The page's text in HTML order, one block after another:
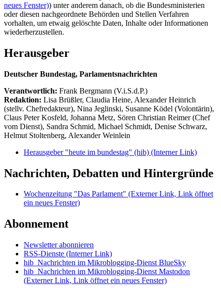
neues Fenster)) unter anderem danach, ob die Bundesministerien
oder diesen nachgeordnete Behörden und Stellen Verfahren
vorhalten, um etwaig gelöschte Daten, Inhalte oder Informationen
wiederherzustellen.
Herausgeber
Deutscher Bundestag, Parlamentsnachrichten
Verantwortlich: Frank Bergmann (V.i.S.d.P.)
Redaktion: Lisa Brüßler, Claudia Heine, Alexander Heinrich
(stellv. Chefredakteur), Nina Jeglinski, Susanne Ködel (Volontärin),
Claus Peter Kosfeld, Johanna Metz, Sören Christian Reimer (Chef
vom Dienst), Sandra Schmid, Michael Schmidt, Denise Schwarz,
Helmut Stoltenberg, Alexander Weinlein
Herausgeber "heute im bundestag" (hib) (Interner Link)
Nachrichten, Debatten und Hintergründe
Wochenzeitung "Das Parlament" (Externer Link, Link öffnet
ein neues Fenster)
Abonnement
Newsletter abonnieren
RSS-Dienste (Interner Link)
hib_Nachrichten im Mikroblogging-Dienst BlueSky
hib_Nachrichten im Mikroblogging-Dienst Mastodon
(Externer Link, Link öffnet ein neues Fenster)